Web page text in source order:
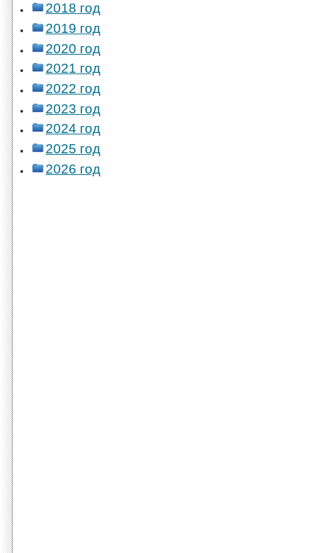
2018 год
2019 год
2020 год
2021 год
2022 год
2023 год
2024 год
2025 год
2026 год